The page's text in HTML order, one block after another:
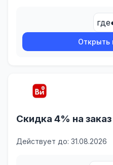
Открыть
Скидка 4% на заказ
Действует до: 31.08.2026